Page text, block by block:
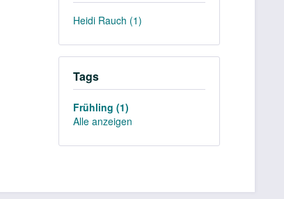
Heidi Rauch (1)
Tags
Frühling (1)
Alle anzeigen